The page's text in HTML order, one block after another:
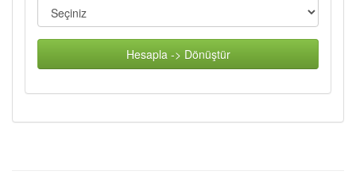
Hesapla -> Dönüştür